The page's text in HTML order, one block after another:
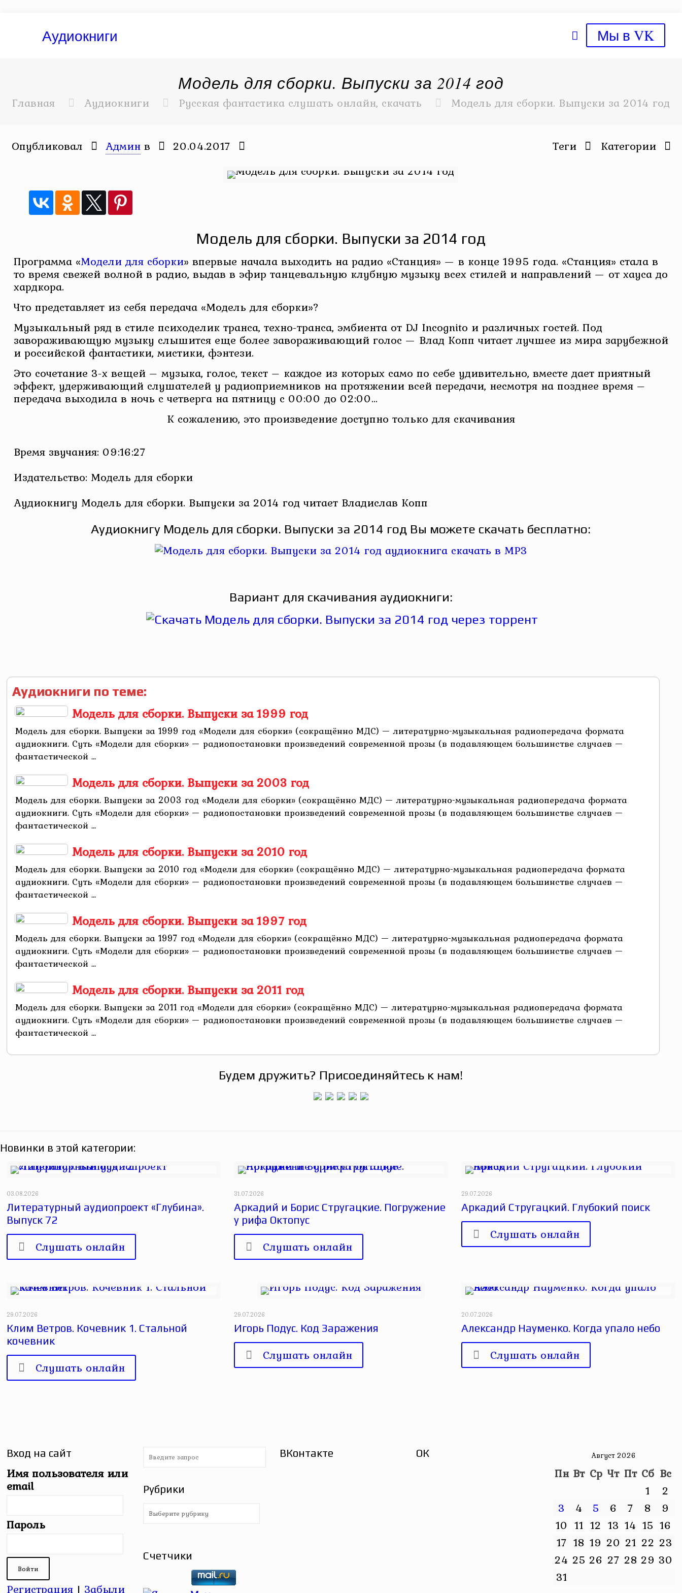
Аудиокниги Мы в VK
Модель для сборки. Выпуски за 2014 год
Главная Аудиокниги Русская фантастика слушать онлайн, скачать Модель для сборки. Выпуски за 2014 год
Опубликовал Админ в 20.04.2017 Категории
Теги
Модель для сборки. Выпуски за 2014 год
Программа «Модели для сборки» впервые начала выходить на радио «Станция» — в конце 1995 года. «Станция» стала в
то время свежей волной в радио, выдав в эфир танцевальную клубную музыку всех стилей и направлений — от хауса до
хардкора.
Что представляет из себя передача «Модель для сборки»?
Музыкальный ряд в стиле психоделик транса, техно-транса, эмбиента от DJ Incognito и различных гостей. Под
завораживающую музыку слышится еще более завораживающий голос — Влад Копп читает лучшее из мира зарубежной
и российской фантастики, мистики, фэнтези.
Это сочетание 3-х вещей – музыка, голос, текст – каждое из которых само по себе удивительно, вместе дает приятный
эффект, удерживающий слушателей у радиоприемников на протяжении всей передачи, несмотря на позднее время –
передача выходила в ночь с четверга на пятницу с 00:00 до 02:00…
К сожалению, это произведение доступно только для скачивания
Время звучания: 09:16:27
Издательство: Модель для сборки
Аудиокнигу Модель для сборки. Выпуски за 2014 год читает Владислав Копп
Аудиокнигу Модель для сборки. Выпуски за 2014 год Вы можете скачать бесплатно:
Вариант для скачивания аудиокниги:
Аудиокниги по теме:
Модель для сборки. Выпуски за 1999 год
Модель для сборки. Выпуски за 1999 год «Модели для сборки» (сокращённо МДС) — литературно-музыкальная радиопередача формата
аудиокниги. Суть «Модели для сборки» — радиопостановки произведений современной прозы (в подавляющем большинстве случаев —
фантастической ...
Модель для сборки. Выпуски за 2003 год
Модель для сборки. Выпуски за 2003 год «Модели для сборки» (сокращённо МДС) — литературно-музыкальная радиопередача формата
аудиокниги. Суть «Модели для сборки» — радиопостановки произведений современной прозы (в подавляющем большинстве случаев —
фантастической ...
Модель для сборки. Выпуски за 2010 год
Модель для сборки. Выпуски за 2010 год «Модели для сборки» (сокращённо МДС) — литературно-музыкальная радиопередача формата
аудиокниги. Суть «Модели для сборки» — радиопостановки произведений современной прозы (в подавляющем большинстве случаев —
фантастической ...
Модель для сборки. Выпуски за 1997 год
Модель для сборки. Выпуски за 1997 год «Модели для сборки» (сокращённо МДС) — литературно-музыкальная радиопередача формата
аудиокниги. Суть «Модели для сборки» — радиопостановки произведений современной прозы (в подавляющем большинстве случаев —
фантастической ...
Модель для сборки. Выпуски за 2011 год
Модель для сборки. Выпуски за 2011 год «Модели для сборки» (сокращённо МДС) — литературно-музыкальная радиопередача формата
аудиокниги. Суть «Модели для сборки» — радиопостановки произведений современной прозы (в подавляющем большинстве случаев —
фантастической ...
Будем дружить? Присоединяйтесь к нам!
Новинки в этой категории:
03.08.2026
Литературный аудиопроект «Глубина».
Выпуск 72
Слушать онлайн
31.07.2026
Аркадий и Борис Стругацкие. Погружение
у рифа Октопус
Слушать онлайн
29.07.2026
Аркадий Стругацкий. Глубокий поиск
Слушать онлайн
29.07.2026
Клим Ветров. Кочевник 1. Стальной
кочевник
Слушать онлайн
29.07.2026
Игорь Подус. Код Заражения
Слушать онлайн
20.07.2026
Александр Науменко. Когда упало небо
Слушать онлайн
Вход на сайт
Имя пользователя или
email
Пароль
Регистрация | Забыли
Рубрики
Рубрики
Счетчики
ВКонтакте ОК Август 2026
Пн Вт Ср Чт Пт Сб Вс
1
2
3
4 5 6 7 8
9
10 11 12 13 14 15 16
17 18 19 20 21 22 23
24 25 26 27 28 29 30
31